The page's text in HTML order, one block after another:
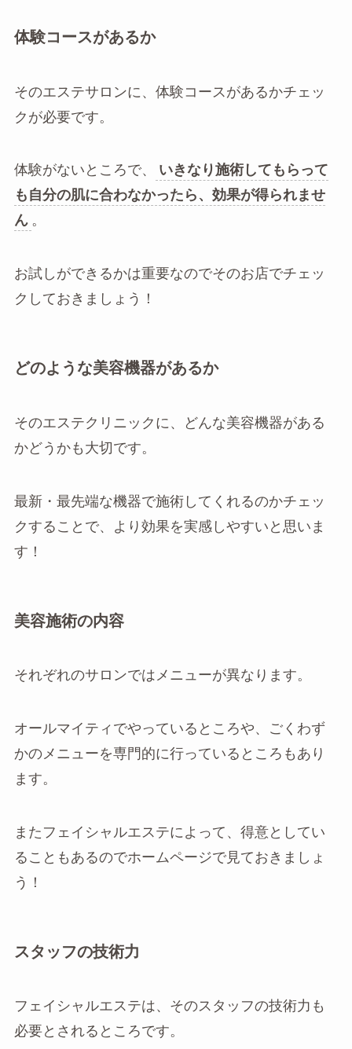
体験コースがあるか
そのエステサロンに、体験コースがあるかチェッ
クが必要です。
体験がないところで、
いきなり施術してもらって
も自分の肌に合わなかったら、効果が得られませ
ん 。
お試しができるかは重要なのでそのお店でチェッ
クしておきましょう！
どのような美容機器があるか
そのエステクリニックに、どんな美容機器がある
かどうかも大切です。
最新・最先端な機器で施術してくれるのかチェッ
クすることで、より効果を実感しやすいと思いま
す！
美容施術の内容
それぞれのサロンではメニューが異なります。
オールマイティでやっているところや、ごくわず
かのメニューを専門的に行っているところもあり
ます。
またフェイシャルエステによって、得意としてい
ることもあるのでホームページで見ておきましょ
う！
スタッフの技術力
フェイシャルエステは、そのスタッフの技術力も
必要とされるところです。